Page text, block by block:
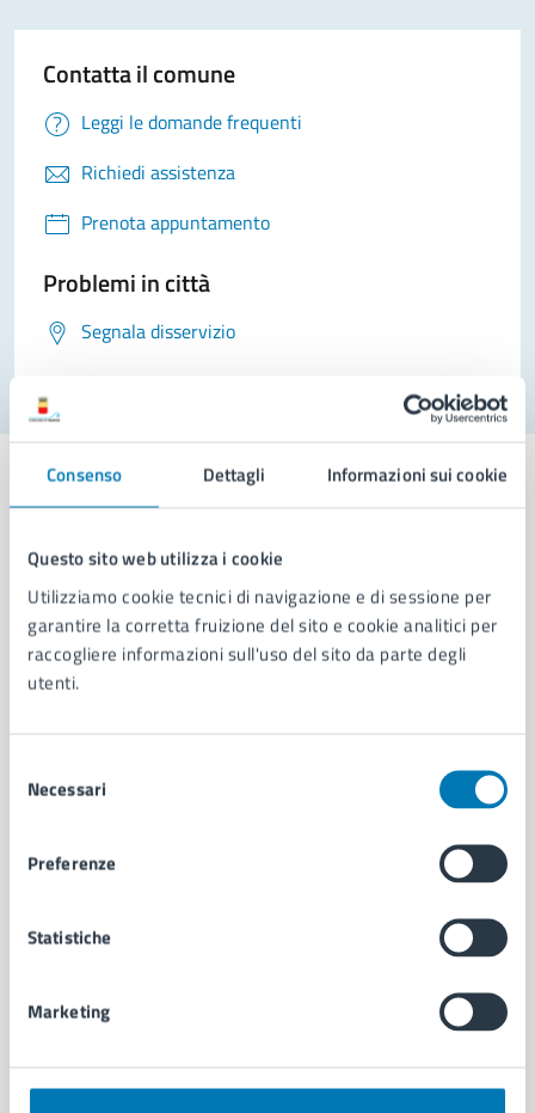
Consenso Dettagli Informazioni sui cookie
Questo sito web utilizza i cookie
Utilizziamo cookie tecnici di navigazione e di sessione per
garantire la corretta fruizione del sito e cookie analitici per
raccogliere informazioni sull'uso del sito da parte degli
utenti.
delNecessari
Preferenze
Statistiche
Marketing
Contatta il comune
Leggi le domande frequenti
Richiedi assistenza
Prenota appuntamento
Problemi in città
Segnala disservizio
Comune di Napoli
AMMINISTRAZIONE
Aree amministrative
Enti e fondazioni
Documenti e dati
Ambiente